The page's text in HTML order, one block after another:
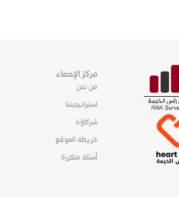
مركز الإحصاء
من نحن
استراتيجيتنا
شركاؤنا
خريطة الموقع
أسئلة متكررة